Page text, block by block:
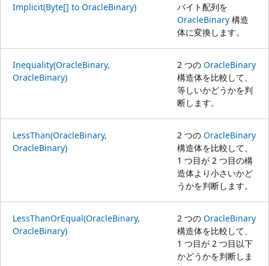
Implicit(Byte[] to OracleBinary)
バイト配列を
OracleBinary 構造
体に変換します。
Inequality(OracleBinary,
OracleBinary)
2 つの OracleBinary
構造体を比較して、
等しいかどうかを判
断します。
LessThan(OracleBinary,
OracleBinary)
2 つの OracleBinary
構造体を比較して、
1 つ目が 2 つ目の構
造体より小さいかど
うかを判断します。
LessThanOrEqual(OracleBinary,
OracleBinary)
2 つの OracleBinary
構造体を比較して、
1 つ目が 2 つ目以下
かどうかを判断しま